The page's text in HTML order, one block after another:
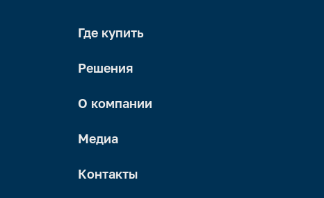
Где купить
Решения
О компании
Медиа
Контакты